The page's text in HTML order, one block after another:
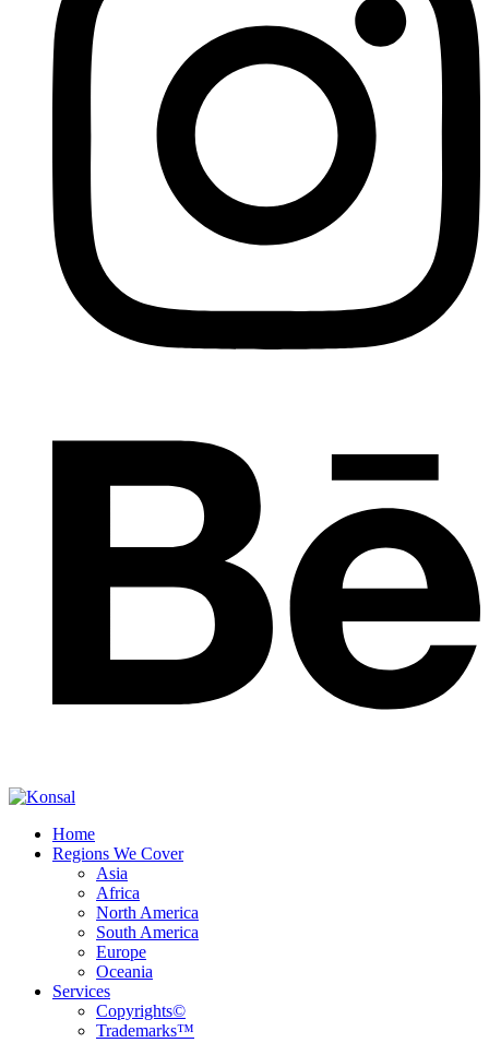
Home
Regions We Cover
Asia
Africa
North America
South America
Europe
Oceania
Services
Copyrights©
Trademarks™